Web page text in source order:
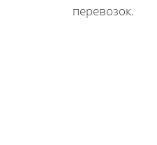
перевозок.